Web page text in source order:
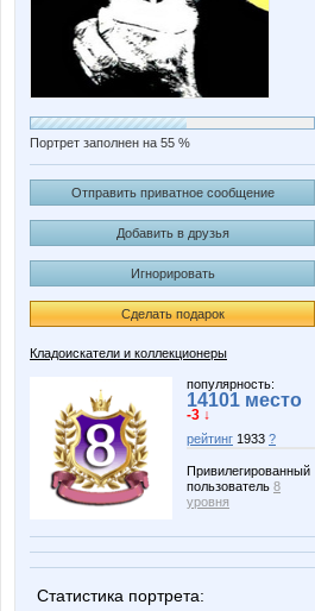
Портрет заполнен на 55 %
Отправить приватное сообщение
Добавить в друзья
Игнорировать
Сделать подарок
Кладоискатели и коллекционеры
популярность:
14101 место
-3 ↓
рейтинг 1933 ?
Привилегированный
пользователь 8
уровня
Статистика портрета: